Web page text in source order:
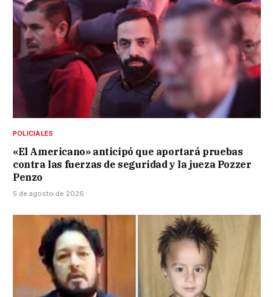
POLICIALES
«El Americano» anticipó que aportará pruebas
contra las fuerzas de seguridad y la jueza Pozzer
Penzo
5 de agosto de 2026